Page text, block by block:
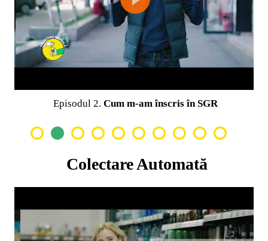
Episodul 2. Cum m-am înscris în SGR
Colectare Automată